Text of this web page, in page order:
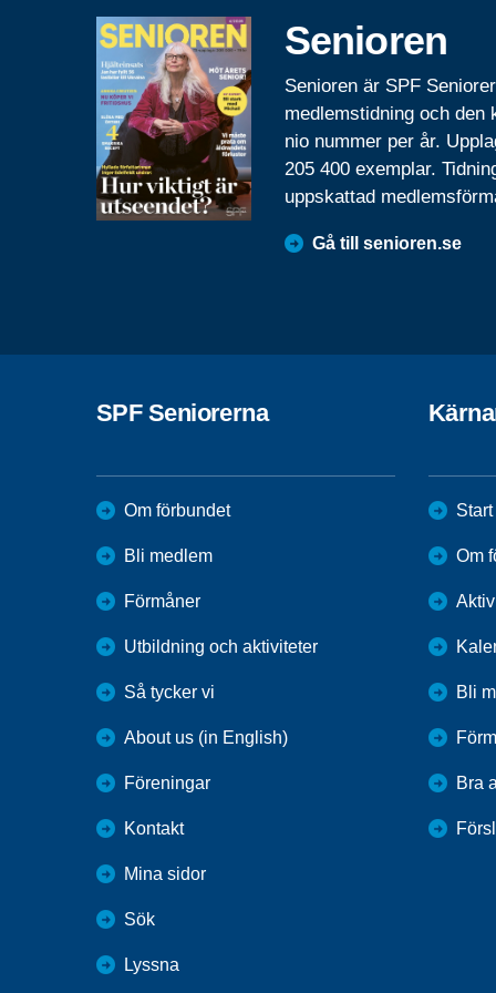
Senioren
Senioren är SPF
medlemstidning och den
nio nummer per år.
205 400 exemplar.
uppskattad
Gå till senioren.se
SPF Seniorerna
Om förbundet
Bli medlem
Förmåner
Utbildning och aktiviteter
Så tycker vi
About us (in English)
Föreningar
Kontakt
Mina sidor
Sök
Lyssna
Start
Om
Bli
Bra